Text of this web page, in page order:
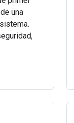
una